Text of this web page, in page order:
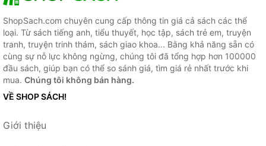
ShopSach.com chuyên cung cấp thông tin giá cả sách các thể
loại. Từ sách tiếng anh, tiểu thuyết, học tập, sách trẻ em, truyện
tranh, truyện trinh thám, sách giao khoa... Bằng khả năng sẵn có
cùng sự nỗ lực không ngừng, chúng tôi đã tổng hợp hơn 100000
đầu sách, giúp bạn có thể so sánh giá, tìm giá rẻ nhất trước khi
mua. Chúng tôi không bán hàng.
VỀ SHOP SÁCH!
Giới thiệu